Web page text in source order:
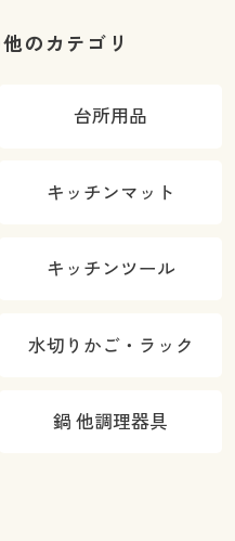
のカテゴリ
台所用品
キッチンマット
キッチンツール
水切りかご・ラック
鍋 他調理器具